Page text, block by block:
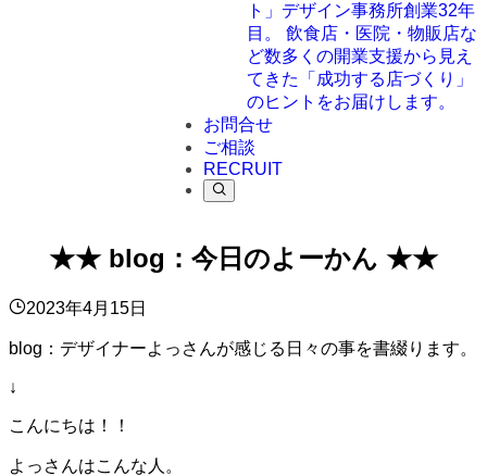
ト」 デザイン事務所創業32年
目。 飲食店・医院・物販店な
ど数多くの開業支援から見え
てきた「成功する店づくり」
のヒントをお届けします。
お問合せ
ご相談
RECRUIT
★★ blog：今日のよーかん ★★
2023年4月15日
blog：デザイナーよっさんが感じる日々の事を書綴ります。
↓
こんにちは！！
よっさんはこんな人。